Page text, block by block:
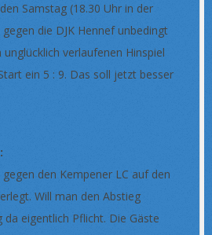
Samstag (18.30 Uhr in der
die DJK Hennef unbedingt
verlaufenen Hinspiel
ein 5 : 9. Das soll jetzt besser
den Kempener LC auf den
Will man den Abstieg
da eigentlich Pflicht. Die Gäste